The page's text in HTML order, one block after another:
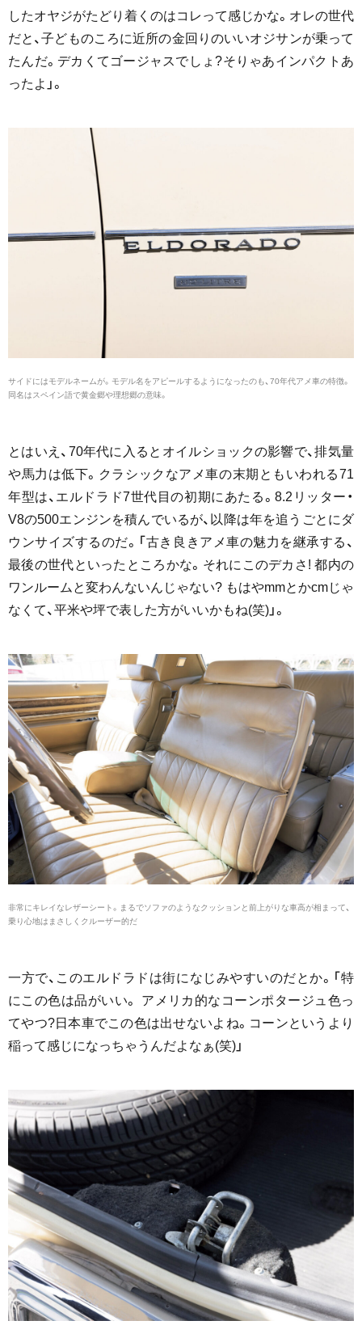
したオヤジがたどり着くのはコレって感じかな。オレの世代
だと、子どものころに近所の金回りのいいオジサンが乗って
たんだ。デカくてゴージャスでしょ?そりゃあインパクトあ
ったよ」。
サイドにはモデルネームが。モデル名をアピールするようになったのも、70年代アメ車の特徴。
同名はスペイン語で黄金郷や理想郷の意味。
とはいえ、70年代に入るとオイルショックの影響で、排気量
や馬力は低下。クラシックなアメ車の末期ともいわれる71
年型は、エルドラド7世代目の初期にあたる。8.2リッター・
V8の500エンジンを積んでいるが、以降は年を追うごとにダ
ウンサイズするのだ。「古き良きアメ車の魅力を継承する、
最後の世代といったところかな。それにこのデカさ! 都内の
ワンルームと変わんないんじゃない? もはやmmとかcmじゃ
なくて、平米や坪で表した方がいいかもね(笑)」。
非常にキレイなレザーシート。まるでソファのようなクッションと前上がりな車高が相まって、
乗り心地はまさしくクルーザー的だ
一方で、このエルドラドは街になじみやすいのだとか。「特
にこの色は品がいい。 アメリカ的なコーンポタージュ色っ
てやつ?日本車でこの色は出せないよね。コーンというより
稲って感じになっちゃうんだよなぁ(笑)」